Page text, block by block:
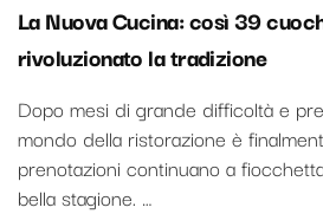
La Nuova Cucina: così 39
rivoluzionato la tradizione
Dopo mesi di grande difficoltà e
mondo della ristorazione è
prenotazioni continuano a
bella stagione. …